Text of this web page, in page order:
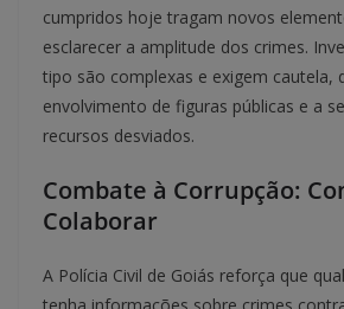
cumpridos hoje tragam novos
esclarecer a amplitude dos crimes.
tipo são complexas e exigem cautela,
envolvimento de figuras públicas e a
recursos desviados.
Combate à Corrupção:
Colaborar
A Polícia Civil de Goiás reforça que